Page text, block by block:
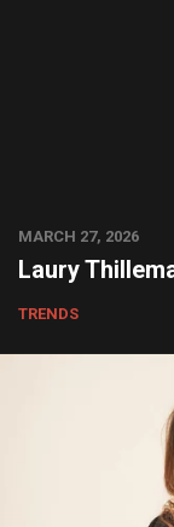
MARCH 27, 2026
Laury
TRENDS